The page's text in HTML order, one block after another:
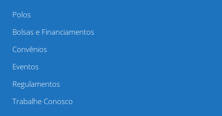
Polos
Bolsas e Financiamentos
Convênios
Eventos
Regulamentos
Trabalhe Conosco